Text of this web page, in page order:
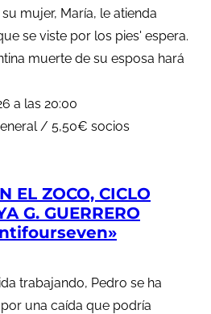
mujer, María, le atienda
se viste por los pies' espera.
muerte de su esposa hará
a las 20:00
/ 5,50€ socios
EL ZOCO, CICLO
G. GUERRERO
trabajando, Pedro se ha
una caída que podría